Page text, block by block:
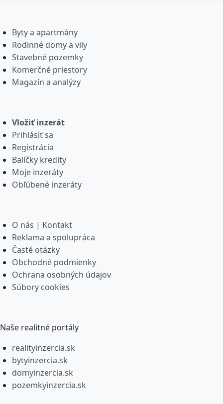
Byty a apartmány
Rodinné domy a vily
Stavebné pozemky
Komerčné priestory
Magazín a analýzy
Vložiť inzerát
Prihlásiť sa
Registrácia
Balíčky kredity
Moje inzeráty
Obľúbené inzeráty
O nás | Kontakt
Reklama a spolupráca
Časté otázky
Obchodné podmienky
Ochrana osobných údajov
Súbory cookies
Naše realitné portály
realityinzercia.sk
bytyinzercia.sk
domyinzercia.sk
pozemkyinzercia.sk